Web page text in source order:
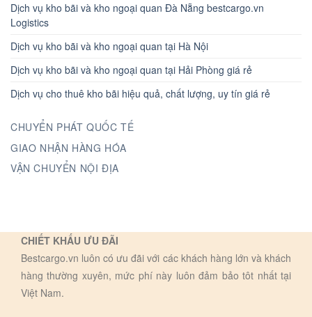
Dịch vụ kho bãi và kho ngoại quan Đà Nẵng bestcargo.vn
Logistics
Dịch vụ kho bãi và kho ngoại quan tại Hà Nội
Dịch vụ kho bãi và kho ngoại quan tại Hải Phòng giá rẻ
Dịch vụ cho thuê kho bãi hiệu quả, chất lượng, uy tín giá rẻ
CHUYỂN PHÁT QUỐC TẾ
GIAO NHẬN HÀNG HÓA
VẬN CHUYỂN NỘI ĐỊA
CHIẾT KHẤU ƯU ĐÃI
Bestcargo.vn luôn có ưu đãi với các khách hàng lớn và khách
hàng thường xuyên, mức phí này luôn đảm bảo tôt nhất tại
Việt Nam.